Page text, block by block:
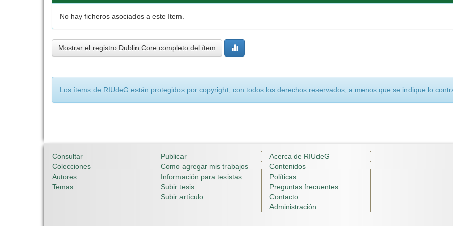
No hay ficheros asociados a este ítem.
Mostrar el registro Dublin Core completo del ítem
Los ítems de RIUdeG están protegidos por copyright, con todos los derechos reservados, a menos que se indique lo
Consultar
Colecciones
Autores
Temas
Publicar
Como agregar mis trabajos
Información para tesistas
Subir tesis
Subir artículo
Acerca de RIUdeG
Contenidos
Políticas
Preguntas frecuentes
Contacto
Administración